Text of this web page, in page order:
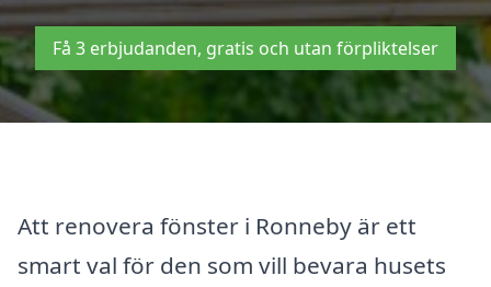
Få 3 erbjudanden, gratis och utan förpliktelser
Att renovera fönster i Ronneby är ett
smart val för den som vill bevara husets